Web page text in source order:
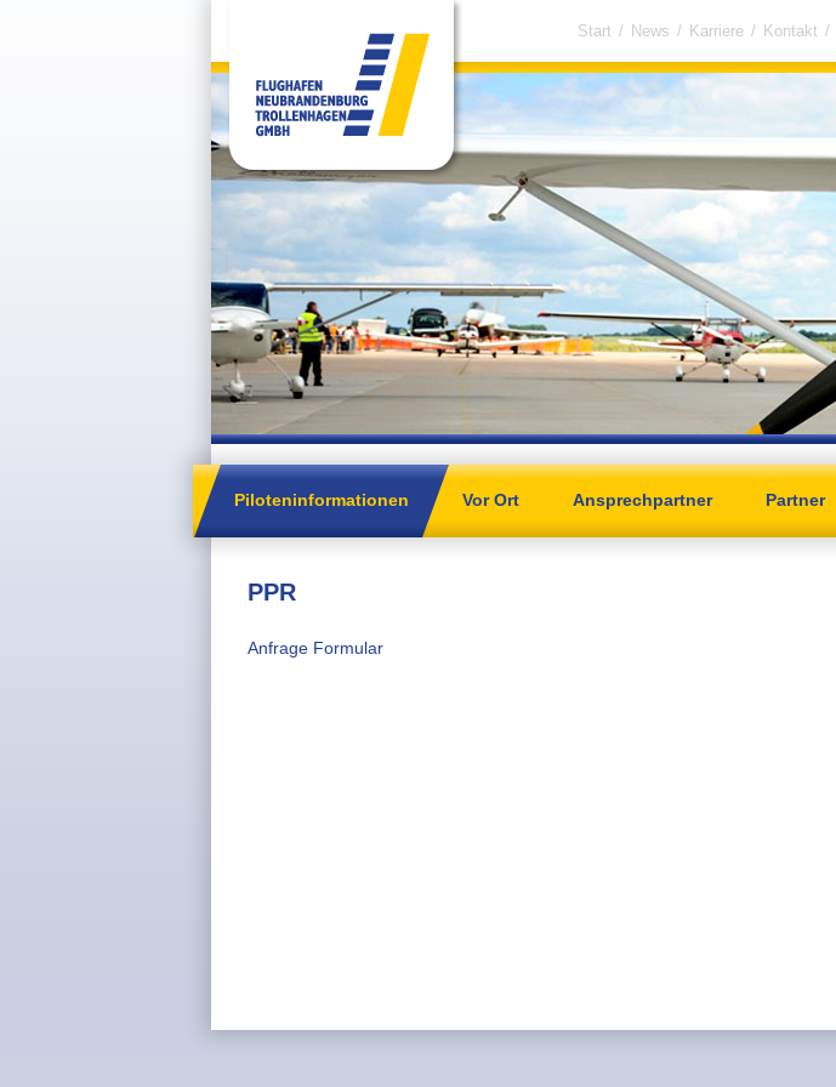
Start / News / Karriere / Kontakt /
Piloteninformationen Vor Ort Ansprechpartner Partner
PPR
Anfrage Formular